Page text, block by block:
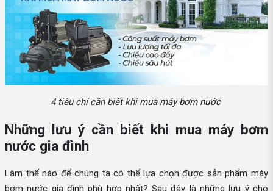
4 tiêu chí cần biết khi mua máy bơm nước
Những lưu ý cần biết khi mua máy bơm
nước gia đình
Làm thế nào để chúng ta có thể lựa chọn được sản phẩm máy
bơm nước gia đình phù hợp nhất? Sau đây là những lưu ý cho